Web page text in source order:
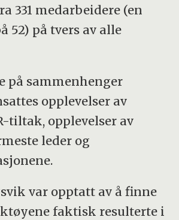
331 medarbeidere (en
52) på tvers av alle
på sammenhenger
opplevelser av
tiltak, opplevelser av
leder og
var opptatt av å finne
faktisk resulterte i